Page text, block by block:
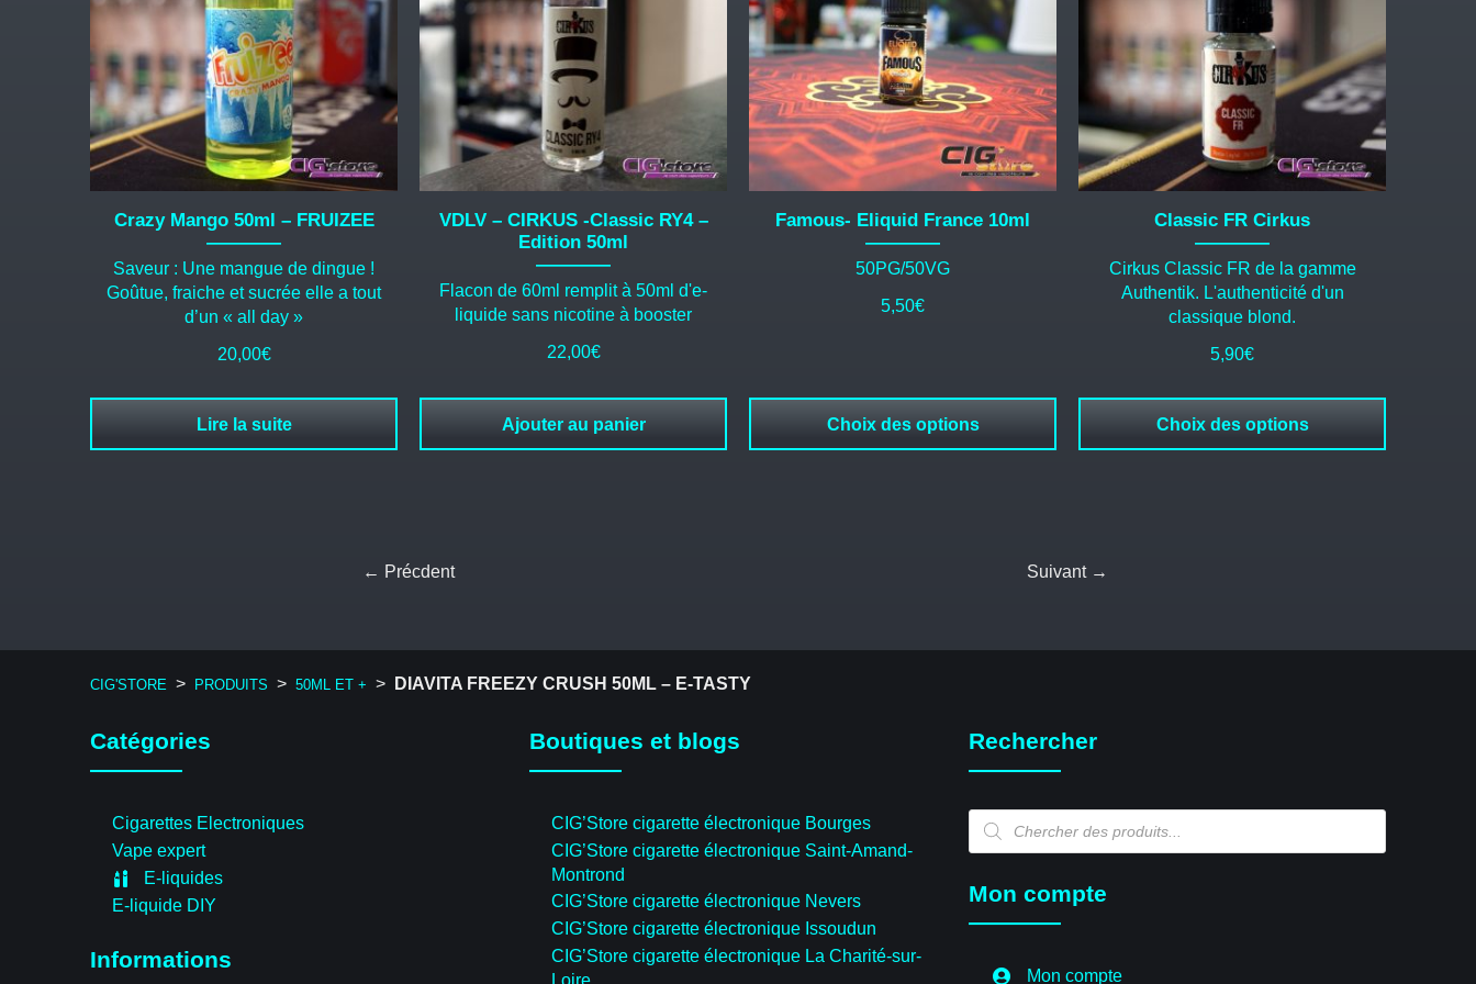
Crazy Mango 50ml – FRUIZEE
Saveur : Une mangue de dingue !
Goûtue, fraiche et sucrée elle a tout
d’un « all day »
20,00€
Lire la suite
VDLV – CIRKUS -Classic RY4 –
Edition 50ml
Flacon de 60ml remplit à 50ml d'e-
liquide sans nicotine à booster
22,00€
Ajouter au panier
Famous- Eliquid France 10ml
50PG/50VG
5,50€
Choix des options
Les
options
peuvent
être
choisies
sur
la
produit
Classic FR Cirkus
Cirkus Classic FR de la gamme
Authentik. L'authenticité d'un
classique blond.
5,90€
Choix des options
options
peuvent
être
choisies
sur
la
page
← Précdent Suivant →
CIG'STORE > PRODUITS > 50ML ET + > DIAVITA FREEZY CRUSH 50ML – E-TASTY
Catégories
Cigarettes Electroniques
Vape expert
E-liquides
E-liquide DIY
Informations
Boutiques et blogs
CIG’Store cigarette électronique Bourges
CIG’Store cigarette électronique Saint-Amand-
Montrond
CIG’Store cigarette électronique Nevers
CIG’Store cigarette électronique Issoudun
CIG’Store cigarette électronique La Charité-sur-
Rechercher
Recherche
Mon compte
Mon compte